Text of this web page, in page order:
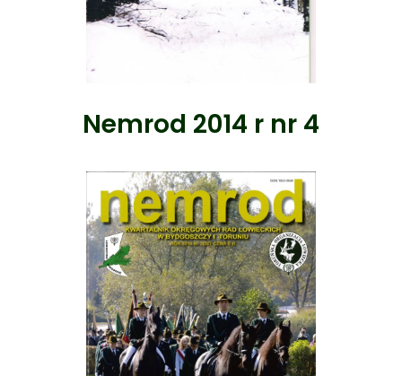
Nemrod 2014 r nr 4